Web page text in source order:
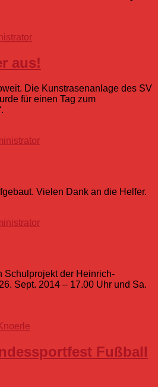
aus!
Die Kunstrasenanlage des SV
für einen Tag zum
Vielen Dank an die Helfer.
Schulprojekt der Heinrich-
Sept. 2014 – 17.00 Uhr und Sa.
Fußball